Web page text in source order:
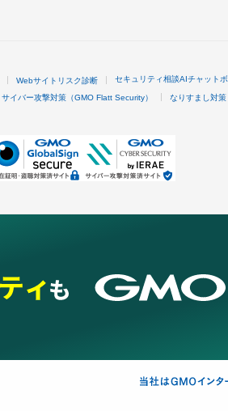
Webサイトリスク診断 セキュリティ相談AIチャットボ
サイバー攻撃対策（GMO Flatt Security） なりすまし対策